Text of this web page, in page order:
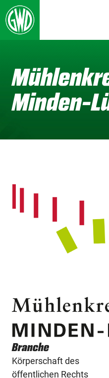
Minden-
Branche
Körperschaft des
öffentlichen Rechts